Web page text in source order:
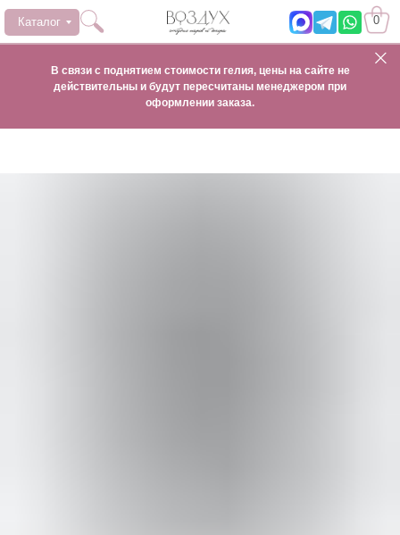
0
Каталог
В связи с поднятием стоимости гелия, цены на сайте не
действительны и будут пересчитаны менеджером при
оформлении заказа.